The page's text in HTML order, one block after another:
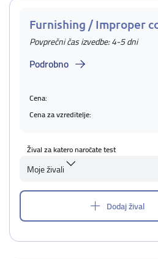
Furnishing / Improper
Povprečni čas izvedbe: 4-5 dni
Podrobno
Cena:
Cena za vzreditelje:
Žival za katero naročate test
Moje živali
Dodaj žival